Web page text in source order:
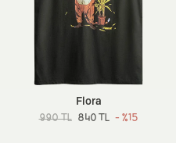
Flora
990 TL 840 TL - %15